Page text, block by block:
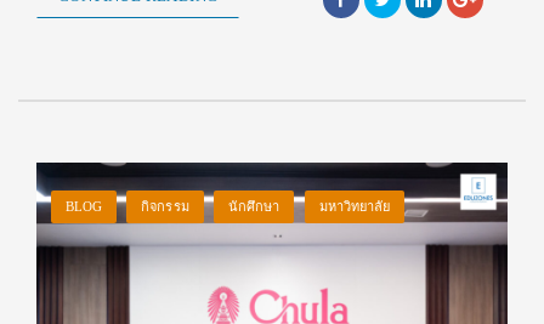
BLOG กิจกรรม นักศึกษา มหาวิทยาลัย